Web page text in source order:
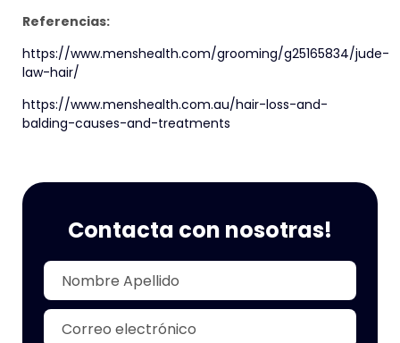
Referencias:
https://www.menshealth.com/grooming/g25165834/jude-
law-hair/
https://www.menshealth.com.au/hair-loss-and-
balding-causes-and-treatments
Contacta con nosotras!